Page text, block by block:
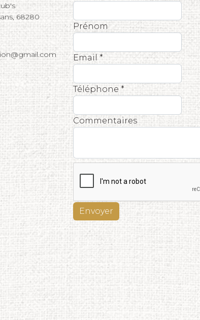
68280
Prénom
Email *
Téléphone *
Commentaires
Envoyer